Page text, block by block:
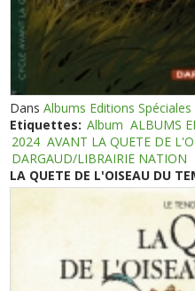
DansAlbums Editions Spéciales
Etiquettes: Album ALBUMS
2024 AVANT LA QUETE DE
DARGAUD/LIBRAIRIE NATION
LA QUETE DE L'OISEAU DU